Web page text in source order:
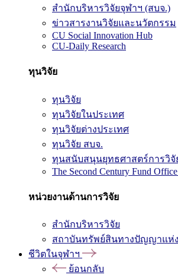
สำนักบริหารวิจัยจุฬาฯ (สบจ.)
ข่าวสารงานวิจัยและนวัตกรรม
CU Social Innovation Hub
CU-Daily Research
ทุนวิจัย
ทุนวิจัย
ทุนวิจัยในประเทศ
ทุนวิจัยต่างประเทศ
ทุนวิจัย สบจ.
ทุนสนับสนุนยุทธศาสตร์การวิจั
The Second Century Fund
หน่วยงานด้านการวิจัย
สำนักบริหารวิจัย
สถาบันทรัพย์สินทางปัญญาแห่
ชีวิตในจุฬาฯ
ย้อนกลับ